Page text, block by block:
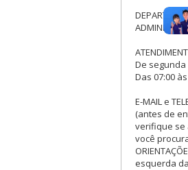
De
Das 07:00
E-MAIL e
(antes de
verifique se
você
esquerda